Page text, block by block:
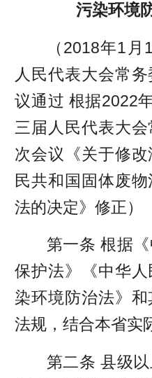
污染环境
（2018年1
人民代表大会常
议通过 根据2022
三届人民代表大
次会议《关于修
民共和国固体废
法的决定》修正）
第一条 根据
保护法》《中华
染环境防治法》
法规，结合本省实
第二条 县级